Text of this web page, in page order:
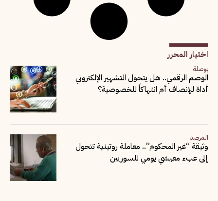
اختيار المحرر
بوصلة
الوصم الرقمي.. هل يتحول التشهير الإلكتروني
أداة للإنصاف أم انتهاكاً للخصوصية؟
المرصد
وثيقة “غير المحكوم”.. معاملة روتينية تتحول
إلى عبء معيشي يومي للسوريين